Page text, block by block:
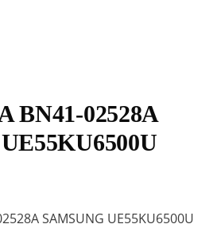
BN41-02528A
SAMSUNG UE55KU6500U